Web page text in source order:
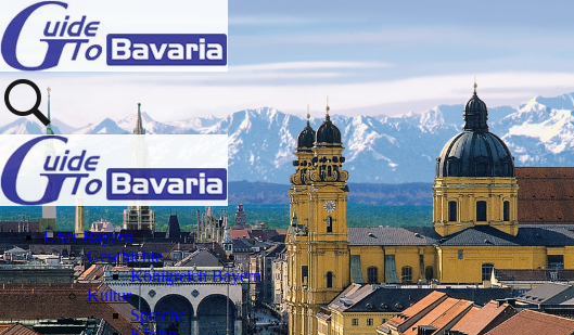
Über Bayern
Geschichte
Königreich Bayern
Kultur
Sprache